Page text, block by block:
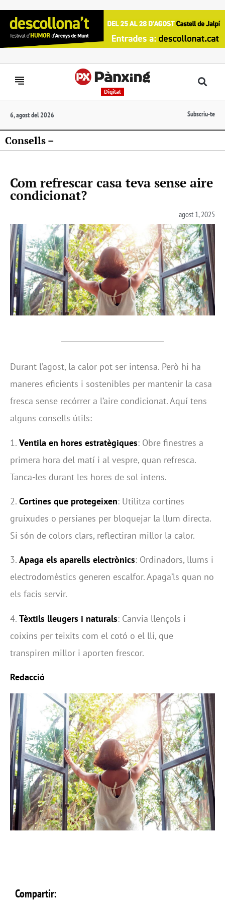
Digital
6, agost del 2026 Subscriu-te
Consells –
Com refrescar casa teva sense aire
condicionat?
agost 1, 2025
Durant l’agost, la calor pot ser intensa. Però hi ha
maneres eficients i sostenibles per mantenir la casa
fresca sense recórrer a l’aire condicionat. Aquí tens
alguns consells útils:
1. Ventila en hores estratègiques: Obre finestres a
primera hora del matí i al vespre, quan refresca.
Tanca-les durant les hores de sol intens.
2. Cortines que protegeixen: Utilitza cortines
gruixudes o persianes per bloquejar la llum directa.
Si són de colors clars, reflectiran millor la calor.
3. Apaga els aparells electrònics: Ordinadors, llums i
electrodomèstics generen escalfor. Apaga’ls quan no
els facis servir.
4. Tèxtils lleugers i naturals: Canvia llençols i
coixins per teixits com el cotó o el lli, que
transpiren millor i aporten frescor.
Redacció
Compartir: